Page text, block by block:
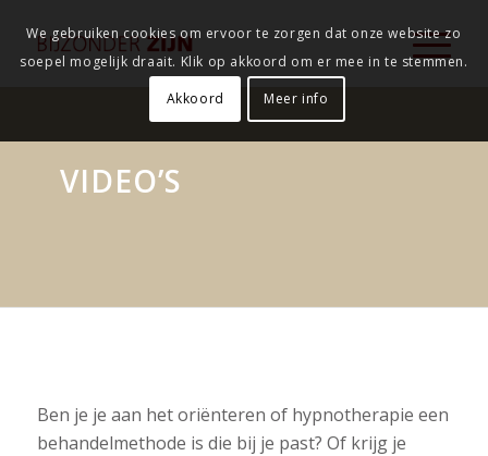
VIDEO’S
Ben je je aan het oriënteren of hypnotherapie een
behandelmethode is die bij je past? Of krijg je
We gebruiken cookies om ervoor te zorgen dat onze website zo
soepel mogelijk draait. Klik op akkoord om er mee in te stemmen.
Akkoord Meer info